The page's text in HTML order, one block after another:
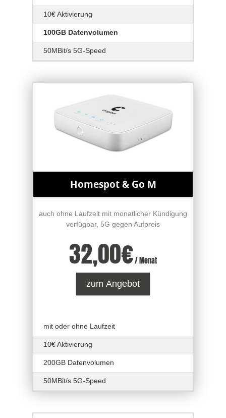
10€ Aktivierung
100GB Datenvolumen
50MBit/s 5G-Speed
Homespot & Go M
auch ohne Laufzeit mit monatlicher Kündigung
verfügbar, 5G gegen Aufpreis
32,00€/ Monat
zum Angebot
mit oder ohne Laufzeit
10€ Aktivierung
200GB Datenvolumen
50MBit/s 5G-Speed